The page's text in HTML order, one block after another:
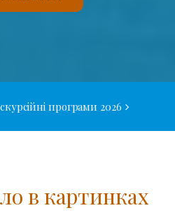
програми 2026
в картинках